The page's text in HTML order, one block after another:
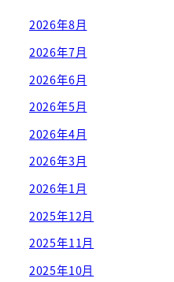
2026年8月
2026年7月
2026年6月
2026年5月
2026年4月
2026年3月
2026年1月
2025年12月
2025年11月
2025年10月